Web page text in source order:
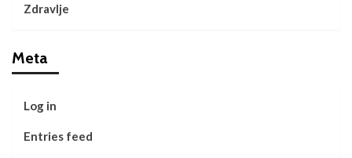
Zdravlje
Meta
Log in
Entries feed